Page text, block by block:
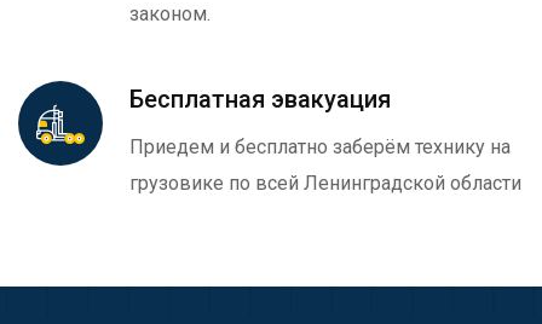
законом.
Бесплатная эвакуация
Приедем и бесплатно заберём технику на
грузовике по всей Ленинградской области